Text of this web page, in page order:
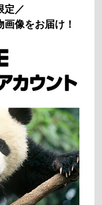
定／
像をお届け！